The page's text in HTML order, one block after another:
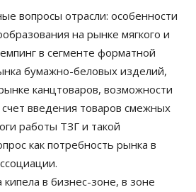
вопросы отрасли: особенности
на рынке мягкого и
в сегменте форматной
бумажно-беловых изделий,
канцтоваров, возможности
введения товаров смежных
работы ТЗГ и такой
как потребность рынка в
в бизнес-зоне, в зоне